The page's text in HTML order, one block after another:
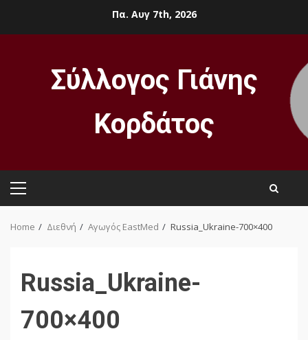
Πα. Αυγ 7th, 2026
Σύλλογος Γιάνης
Κορδάτος
Primary
Home Διεθνή Αγωγός EastMed Russia_Ukraine-700×400
Russia_Ukraine-
700×400